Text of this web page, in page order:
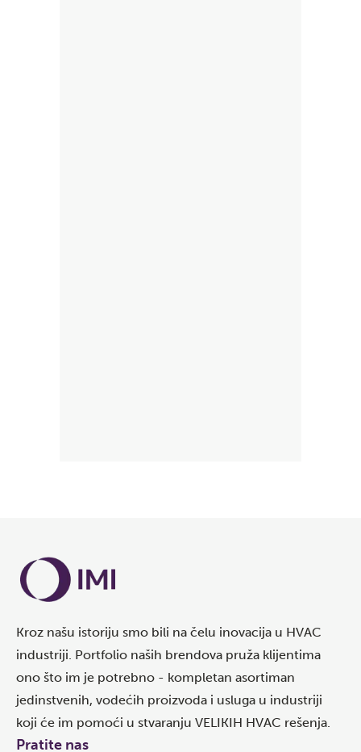
Kroz našu istoriju smo bili na čelu inovacija u HVAC
industriji. Portfolio naših brendova pruža klijentima
ono što im je potrebno - kompletan asortiman
jedinstvenih, vodećih proizvoda i usluga u industriji
koji će im pomoći u stvaranju VELIKIH HVAC rešenja.
Pratite nas